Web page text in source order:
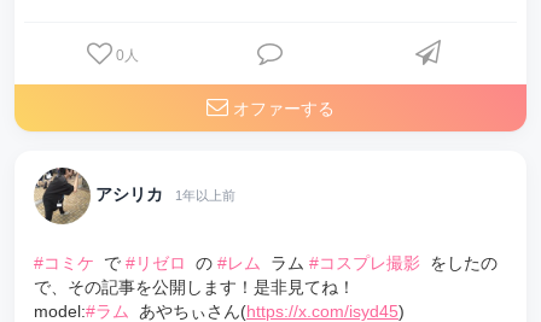
0 人
オファーする
アシリカ 1年以上前
#コミケ で #リゼロ の #レム ラム #コスプレ撮影 をしたの
で、その記事を公開します！是非見てね！
model:#ラム あやちぃさん(https://x.com/isyd45)